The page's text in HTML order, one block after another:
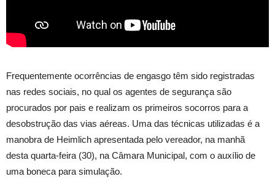
Frequentemente ocorrências de engasgo têm sido registradas
nas redes sociais, no qual os agentes de segurança são
procurados por pais e realizam os primeiros socorros para a
desobstrução das vias aéreas. Uma das técnicas utilizadas é a
manobra de Heimlich apresentada pelo vereador, na manhã
desta quarta-feira (30), na Câmara Municipal, com o auxílio de
uma boneca para simulação.